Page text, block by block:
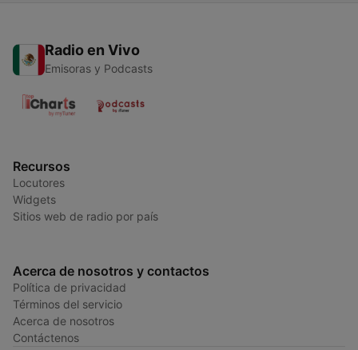
Radio en Vivo
Emisoras y Podcasts
Recursos
Locutores
Widgets
Sitios web de radio por país
Acerca de nosotros y contactos
Política de privacidad
Términos del servicio
Acerca de nosotros
Contáctenos